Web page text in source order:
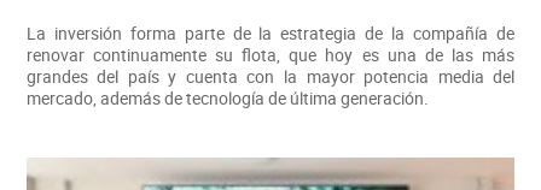
La inversión forma parte de la estrategia de la compañía de
renovar continuamente su flota, que hoy es una de las más
grandes del país y cuenta con la mayor potencia media del
mercado, además de tecnología de última generación.